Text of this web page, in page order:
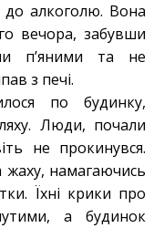
алкоголю. Вона
вечора, забувши
п’яними та не
з печі.
по будинку,
Люди, почали
не прокинувся.
жаху, намагаючись
Їхні крики про
а будинок